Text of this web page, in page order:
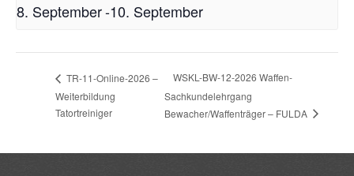
8. September-10. September
TR-11-Online-2026 –
Weiterbildung
Tatortreiniger
WSKL-BW-12-2026 Waffen-
Sachkundelehrgang
Bewacher/Waffenträger – FULDA